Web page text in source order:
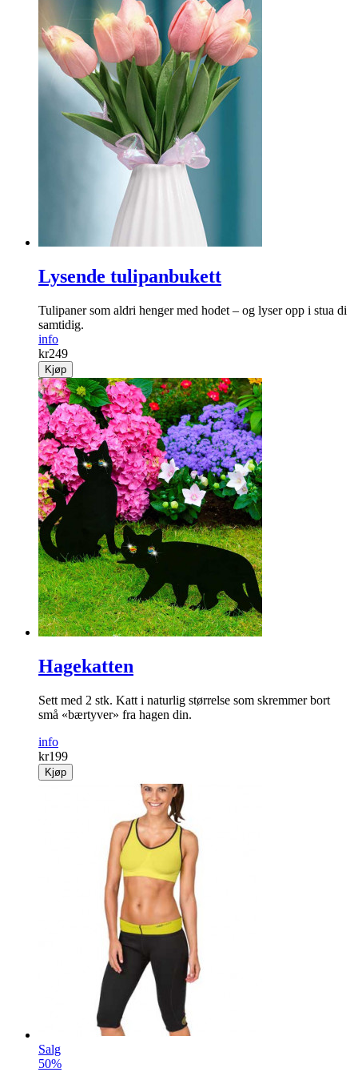
Termo sitteunderlag
Med varme­reflekterende overflate!
Lysende tulipanbukett
Tulipaner som aldri henger med hodet – og lyser opp i stua di
samtidig.
info
kr249
Kjøp
Hagekatten
Sett med 2 stk. Katt i naturlig størrelse som skremmer bort
små «bærtyver» fra hagen din.